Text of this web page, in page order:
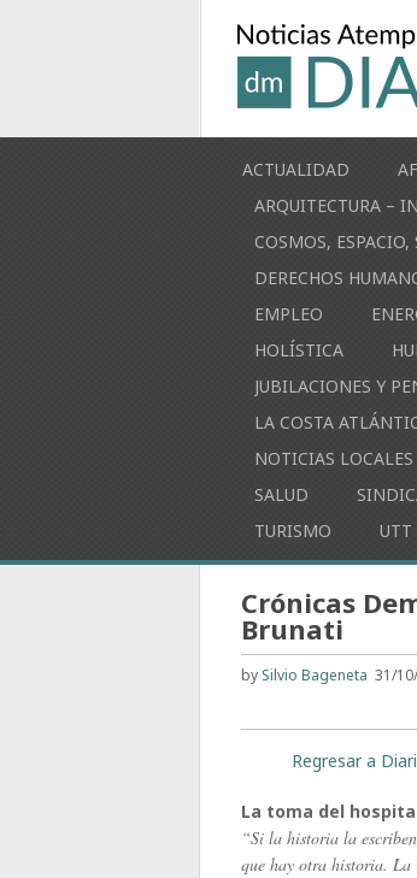
ACTUALIDAD
ARQUITECTURA –
COSMOS,
DERECHOS
EMPLEO
HOLÍSTICA
JUBILACIONES Y
LA COSTA
NOTICIAS LOCALES
SALUD
TURISMO
UTT
Crónicas
Brunati
by Silvio Bageneta 31/
Regresar a
La toma
“Si la historia la
que hay otra historia. La